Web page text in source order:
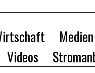
Medien
Videos